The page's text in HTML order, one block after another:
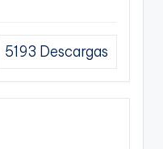
5193 Descargas